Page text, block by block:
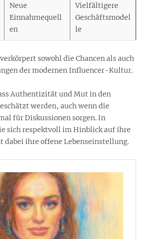
Neue
Einnahmequell
en
Vielfältigere
Geschäftsmodel
le
sowohl die Chancen als auch
der modernen Influencer-Kultur.
Authentizität und Mut in den
werden, auch wenn die
für Diskussionen sorgen. In
sich respektvoll im Hinblick auf ihre
dabei ihre offene Lebenseinstellung.